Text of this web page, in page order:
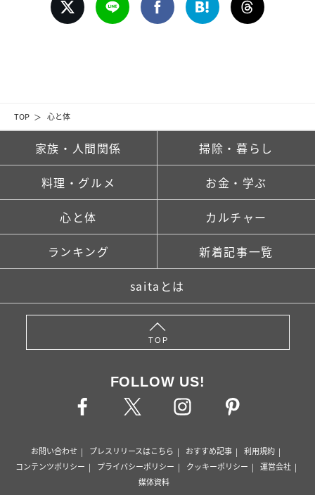
TOP 心と体
家族・人間関係 掃除・暮らし
料理・グルメ お金・学ぶ
心と体 カルチャー
ランキング 新着記事一覧
saitaとは
TOP
FOLLOW US!
お問い合わせ プレスリリースはこちら おすすめ記事
利用規約
コンテンツポリシー
プライバシーポリシー クッキーポリシー
運営会社
媒体資料